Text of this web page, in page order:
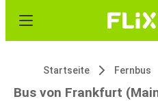
Startseite Fernbus
Bus von Frankfurt